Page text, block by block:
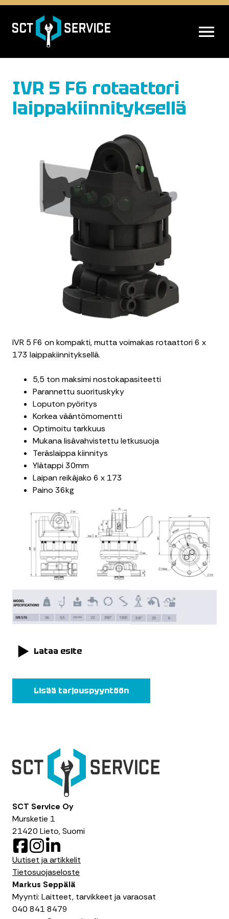
IVR 5 F6 rotaattori
laippakiinnityksellä
IVR 5 F6 on kompakti, mutta voimakas rotaattori 6 x
173 laippakiinnityksellä.
5,5 ton maksimi nostokapasiteetti
Parannettu suorituskyky
Loputon pyöritys
Korkea vääntömomentti
Optimoitu tarkkuus
Mukana lisävahvistettu letkusuoja
Teräslaippa kiinnitys
Ylätappi 30mm
Laipan reikäjako 6 x 173
Paino 36kg
Lataa esite
Lisää tarjouspyyntöön
SCT Service Oy
Mursketie 1
21420 Lieto, Suomi
F
a
e
o
n
s
t
g
i
n
k
d
Uutiset ja artikkelit
Tietosuojaseloste
Markus Seppälä
Myynti: Laitteet, tarvikkeet ja varaosat
040 841 8479